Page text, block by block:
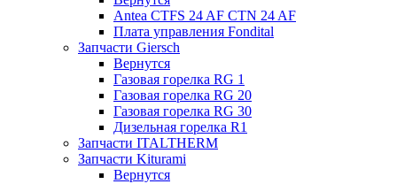
Antea CTFS 24 AF CTN 24 AF
Плата управления Fondital
Запчасти Giersch
Вернутся
Газовая горелка RG 1
Газовая горелка RG 20
Газовая горелка RG 30
Дизельная горелка R1
Запчасти ITALTHERM
Запчасти Kiturami
Вернутся